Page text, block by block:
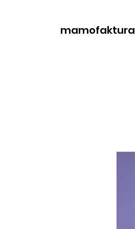
mamofaktura